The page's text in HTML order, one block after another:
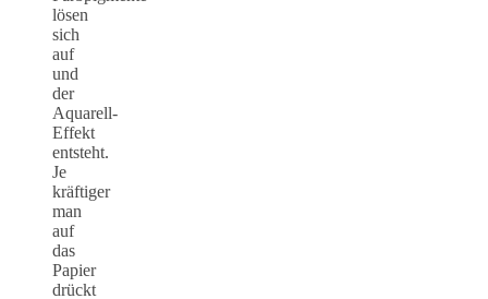
lösen
sich
auf
und
der
Aquarell-
Effekt
entsteht.
Je
kräftiger
man
auf
das
Papier
drückt